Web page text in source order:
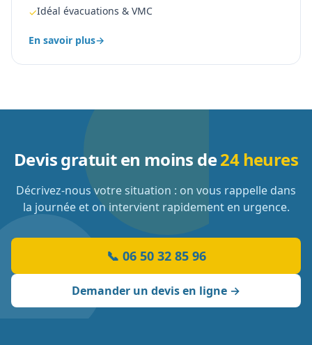
✓Idéal évacuations & VMC
En savoir plus→
Devis gratuit en moins de24 heures
Décrivez-nous votre situation : on vous rappelle dans
la journée et on intervient rapidement en urgence.
📞 06 50 32 85 96
Demander un devis en ligne →